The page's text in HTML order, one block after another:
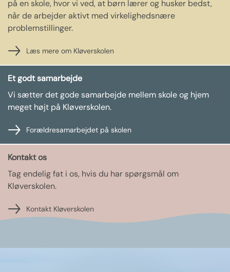
på en skole, hvor vi ved, at børn lærer og husker bedst,
når de arbejder aktivt med virkelighedsnære
problemstillinger.
Læs mere om Kløverskolen
Et godt samarbejde
Vi sætter det gode samarbejde mellem skole og hjem
meget højt på Kløverskolen.
Forældresamarbejdet på skolen
Kontakt os
Tag endelig fat i os, hvis du har spørgsmål om
Kløverskolen.
Kontakt Kløverskolen